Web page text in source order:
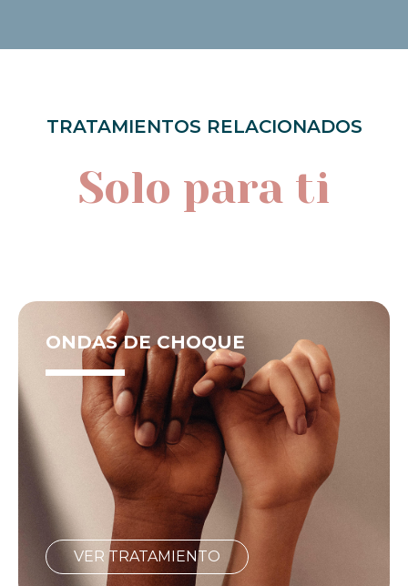
TRATAMIENTOS RELACIONADOS
Solo para ti
ONDAS DE CHOQUE
VER TRATAMIENTO